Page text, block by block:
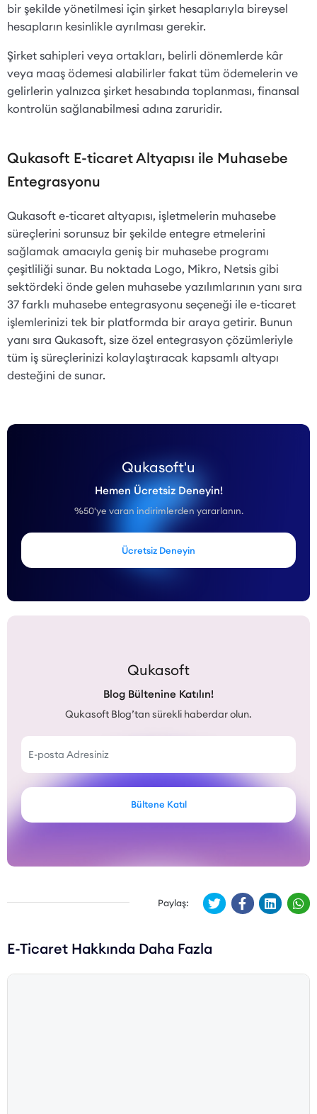
bir şekilde yönetilmesi için şirket hesaplarıyla bireysel
hesapların kesinlikle ayrılması gerekir.
Şirket sahipleri veya ortakları, belirli dönemlerde kâr
veya maaş ödemesi alabilirler fakat tüm ödemelerin ve
gelirlerin yalnızca şirket hesabında toplanması, finansal
kontrolün sağlanabilmesi adına zaruridir.
Qukasoft E-ticaret Altyapısı ile Muhasebe
Entegrasyonu
Qukasoft e-ticaret altyapısı, işletmelerin muhasebe
süreçlerini sorunsuz bir şekilde entegre etmelerini
sağlamak amacıyla geniş bir muhasebe programı
çeşitliliği sunar. Bu noktada Logo, Mikro, Netsis gibi
sektördeki önde gelen muhasebe yazılımlarının yanı sıra
37 farklı muhasebe entegrasyonu seçeneği ile e-ticaret
işlemlerinizi tek bir platformda bir araya getirir. Bunun
yanı sıra Qukasoft, size özel entegrasyon çözümleriyle
tüm iş süreçlerinizi kolaylaştıracak kapsamlı altyapı
desteğini de sunar.
Qukasoft'u
Hemen Ücretsiz Deneyin!
%50'ye varan indirimlerden yararlanın.
Ücretsiz Deneyin
Qukasoft
Blog Bültenine Katılın!
Qukasoft Blog’tan sürekli haberdar olun.
Bültene Katıl
Paylaş:
E-Ticaret Hakkında Daha Fazla